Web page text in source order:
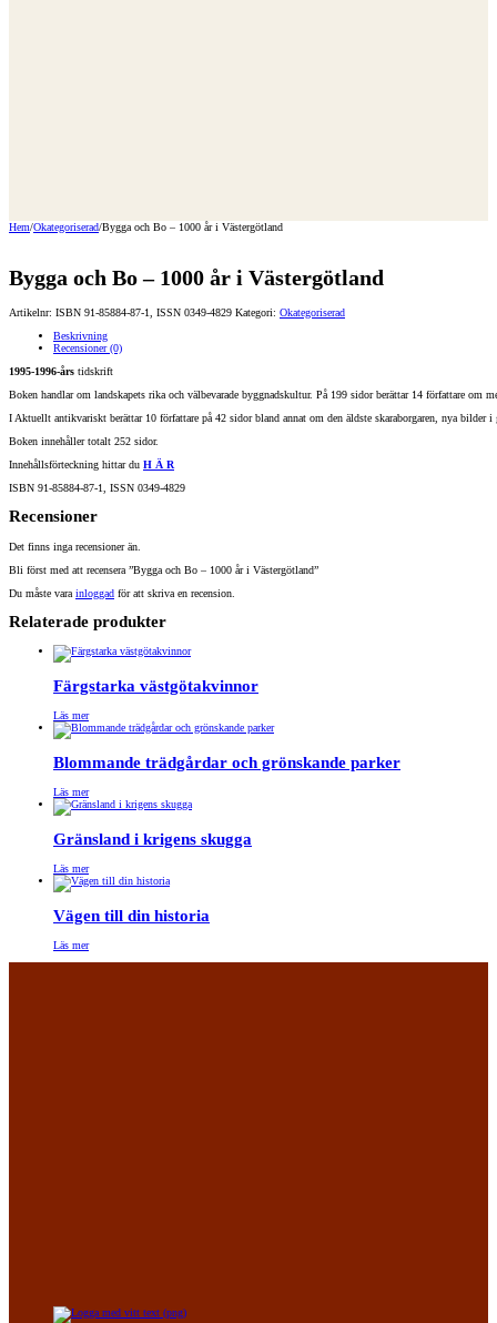
Hem/Okategoriserad/Bygga och Bo – 1000 år i Västergötland
Bygga och Bo – 1000 år i Västergötland
Artikelnr: ISBN 91-85884-87-1, ISSN 0349-4829 Kategori: Okategoriserad
Beskrivning
Recensioner (0)
1995-1996-års tidskrift
Boken handlar om landskapets rika och välbevarade byggnadskultur. På 199 sidor berättar 14 författare
I Aktuellt antikvariskt berättar 10 författare på 42 sidor bland annat om den äldste skaraborgaren, nya
Boken innehåller totalt 252 sidor.
Innehållsförteckning hittar du H Ä R
ISBN 91-85884-87-1, ISSN 0349-4829
Recensioner
Det finns inga recensioner än.
Bli först med att recensera ”Bygga och Bo – 1000 år i Västergötland”
Du måste vara inloggad för att skriva en recension.
Relaterade produkter
Färgstarka västgötakvinnor
Läs mer
Blommande trädgårdar och grönskande parker
Läs mer
Gränsland i krigens skugga
Läs mer
Vägen till din historia
Läs mer